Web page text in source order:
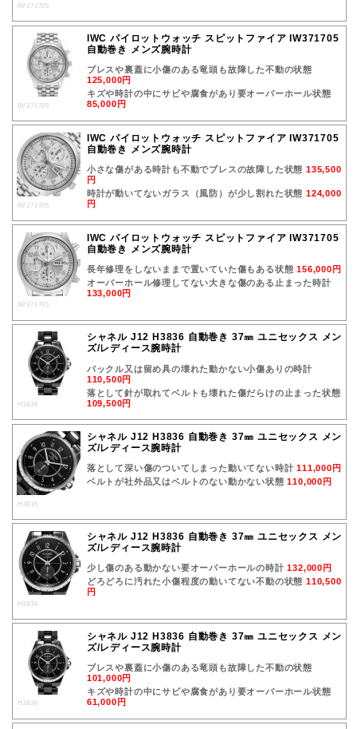
IW371705
IW371705
IWC パイロットウォッチ スピットファイア IW371705
自動巻き メンズ腕時計
ブレスや裏蓋に小傷のある竜頭も故障した不動の状態
125,000円
キズや時計の中にサビや腐食があり要オーバーホール状態
85,000円
IW371705
IWC パイロットウォッチ スピットファイア IW371705
自動巻き メンズ腕時計
小さな傷がある時計も不動でブレスの故障した状態135,500
円
時計が動いてないガラス（風防）が少し割れた状態124,000
円
IW371705
IWC パイロットウォッチ スピットファイア IW371705
自動巻き メンズ腕時計
長年修理をしないままで置いていた傷もある状態156,000円
オーバーホール修理してない大きな傷のある止まった時計
133,000円
H3836
シャネル J12 H3836 自動巻き 37㎜ ユニセックス メン
ズ/レディース腕時計
バックル又は留め具の壊れた動かない小傷ありの時計
110,500円
落として針が取れてベルトも壊れた傷だらけの止まった状態
109,500円
H3836
シャネル J12 H3836 自動巻き 37㎜ ユニセックス メン
ズ/レディース腕時計
落として深い傷のついてしまった動いてない時計111,000円
ベルトが社外品又はベルトのない動かない状態110,000円
H3836
シャネル J12 H3836 自動巻き 37㎜ ユニセックス メン
ズ/レディース腕時計
少し傷のある動かない要オーバーホールの時計132,000円
どろどろに汚れた小傷程度の動いてない不動の状態110,500
円
H3836
シャネル J12 H3836 自動巻き 37㎜ ユニセックス メン
ズ/レディース腕時計
ブレスや裏蓋に小傷のある竜頭も故障した不動の状態
101,000円
キズや時計の中にサビや腐食があり要オーバーホール状態
61,000円